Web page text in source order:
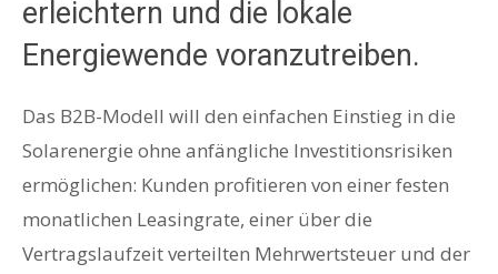
erleichtern und die lokale
Energiewende voranzutreiben.
Das B2B-Modell will den einfachen Einstieg in die
Solarenergie ohne anfängliche Investitionsrisiken
ermöglichen: Kunden profitieren von einer festen
monatlichen Leasingrate, einer über die
Vertragslaufzeit verteilten Mehrwertsteuer und der